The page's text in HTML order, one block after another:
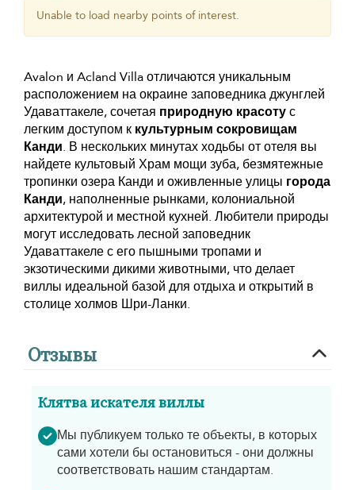
Unable to load nearby points of interest.
Avalon и Acland Villa отличаются уникальным
расположением на окраине заповедника джунглей
Удаваттакеле, сочетая природную красотус
легким доступом к культурным сокровищам
Канди. В нескольких минутах ходьбы от отеля вы
найдете культовый Храм мощи зуба, безмятежные
тропинки озера Канди и оживленные улицы города
Канди, наполненные рынками, колониальной
архитектурой и местной кухней. Любители природы
могут исследовать лесной заповедник
Удаваттакеле с его пышными тропами и
экзотическими дикими животными, что делает
виллы идеальной базой для отдыха и открытий в
столице холмов Шри-Ланки.
Отзывы
Клятва искателя виллы
Мы публикуем только те объекты, в которых
сами хотели бы остановиться - они должны
соответствовать нашим стандартам.